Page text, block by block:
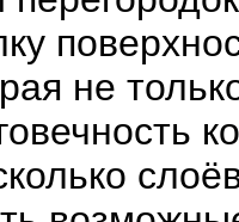
не